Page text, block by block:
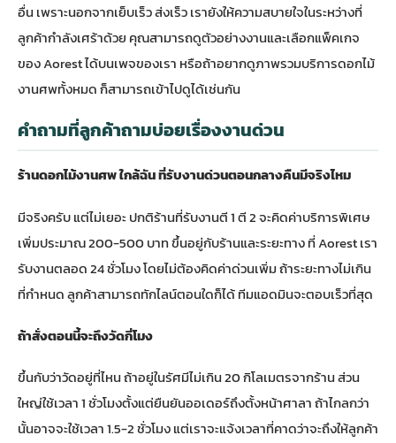
อื่น เพราะนอกจากเย็บเร็ว ส่งเร็ว เรายังให้ความสบายใจในระหว่างที่
ลูกค้ากำลังเศร้าด้วย คุณสามารถดูตัวอย่างงานและเลือกแพ็คเกจ
ของ Aorestได้บนเพจของเรา หรือถ้าอยากดูภาพรวมบริการดอกไม้
งานศพทั้งหมด ก็สามารถเข้าไปดูได้เช่นกัน
คำถามที่ลูกค้าถามบ่อยเรื่องงานด่วน
ร้านดอกไม้งานศพ ใกล้ฉัน ที่รับงานด่วนตอนกลางคืนมีจริงไหม
มีจริงครับ แต่ไม่เยอะ ปกติร้านที่รับงานตี 1 ตี 2 จะคิดค่าบริการพิเศษ
เพิ่มประมาณ 200-500 บาท ขึ้นอยู่กับร้านและระยะทาง ที่ Aorest เรา
รับงานตลอด 24 ชั่วโมง โดยไม่ต้องคิดค่าด่วนเพิ่ม ถ้าระยะทางไม่เกิน
ที่กำหนด ลูกค้าสามารถทักไลน์ตอนใดก็ได้ ทีมแอดมินจะตอบเร็วที่สุด
ถ้าสั่งตอนนี้จะถึงวัดกี่โมง
ขึ้นกับว่าวัดอยู่ที่ไหน ถ้าอยู่ในรัศมีไม่เกิน 20 กิโลเมตรจากร้าน ส่วน
ใหญ่ใช้เวลา 1 ชั่วโมงตั้งแต่ยืนยันออเดอร์ถึงตั้งหน้าศาลา ถ้าไกลกว่า
นั้นอาจจะใช้เวลา 1.5-2 ชั่วโมง แต่เราจะแจ้งเวลาที่คาดว่าจะถึงให้ลูกค้า